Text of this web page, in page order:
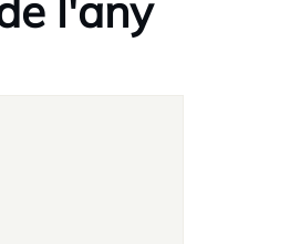
l'any